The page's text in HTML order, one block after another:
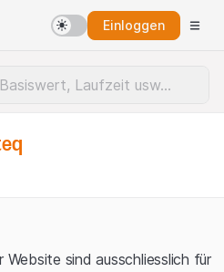
Einloggen
sind ausschliesslich für